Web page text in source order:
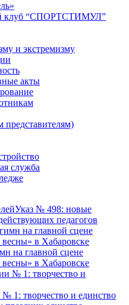
клуб “СПОРТСТИМУЛ”
и экстремизму
акты
представителям)
служба
Указ № 498: новые
педагогов
на главной сцене
весны» в Хабаровске
1: творчество и единство